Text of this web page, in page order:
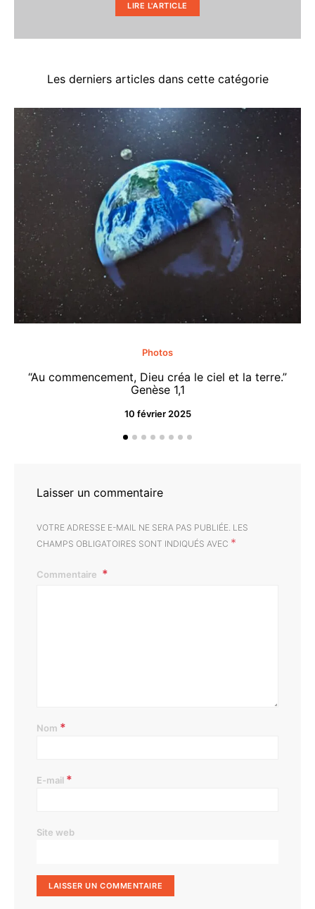
LIRE L'ARTICLE
Les derniers articles dans cette catégorie
Photos
“Au commencement, Dieu créa le ciel et la terre.”
Genèse 1,1
10 février 2025
Laisser un commentaire
VOTRE ADRESSE E-MAIL NE SERA PAS PUBLIÉE. LES
CHAMPS OBLIGATOIRES SONT INDIQUÉS AVEC *
Commentaire
Nom *
E-mail *
Site web